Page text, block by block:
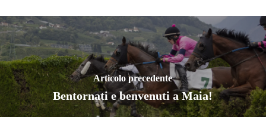
Articolo precedente
Bentornati e benvenuti a Maia!